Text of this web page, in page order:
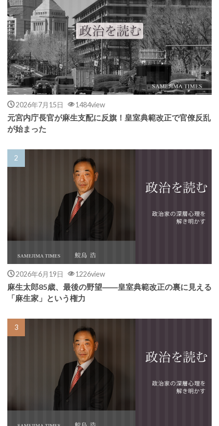
2026年7月15日 1484view
元宮内庁長官が麻生支配に反旗！皇室典範改正で官僚反乱
が始まった
2026年6月19日 1226view
麻生太郎85歳、最後の野望――皇室典範改正の裏に見える
「麻生家」という権力